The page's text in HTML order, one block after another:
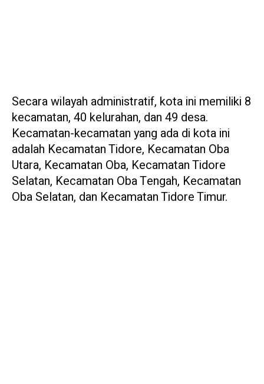
Secara wilayah administratif, kota ini memiliki 8
kecamatan, 40 kelurahan, dan 49 desa.
Kecamatan-kecamatan yang ada di kota ini
adalah Kecamatan Tidore, Kecamatan Oba
Utara, Kecamatan Oba, Kecamatan Tidore
Selatan, Kecamatan Oba Tengah, Kecamatan
Oba Selatan, dan Kecamatan Tidore Timur.